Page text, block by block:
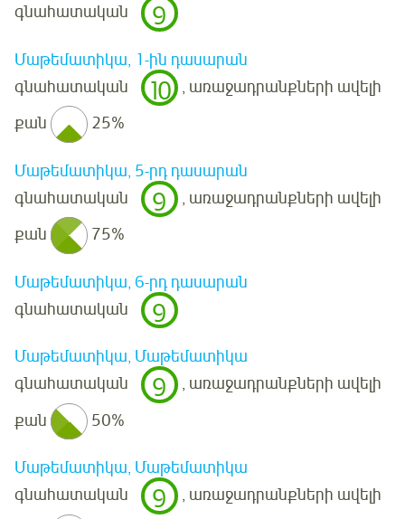
գնահատական
9
Մաթեմատիկա, 1-ին դասարան
գնահատական
10 , առաջադրանքների ավելի
քան
25%
Մաթեմատիկա, 5-րդ դասարան
գնահատական
9
, առաջադրանքների ավելի
քան
75%
Մաթեմատիկա, 6-րդ դասարան
գնահատական
9
Մաթեմատիկա, Մաթեմատիկա
գնահատական
9
, առաջադրանքների ավելի
քան
50%
Մաթեմատիկա, Մաթեմատիկա
գնահատական
9
, առաջադրանքների ավելի